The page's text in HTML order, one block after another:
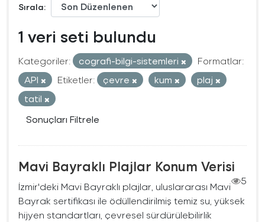
Sırala
1 veri seti bulundu
Kategoriler: cografi-bilgi-sistemleri
Formatlar:
API
Etiketler: çevre kum
plaj
tatil
Sonuçları Filtrele
Mavi Bayraklı Plajlar Konum Verisi
5
İzmir'deki Mavi Bayraklı plajlar, uluslararası Mavi
Bayrak sertifikası ile ödüllendirilmiş temiz su, yüksek
hijyen standartları, çevresel sürdürülebilirlik